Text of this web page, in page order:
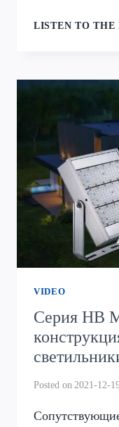
LISTEN TO THE
VIDEO
Серия HB
Posted on 2021-12-